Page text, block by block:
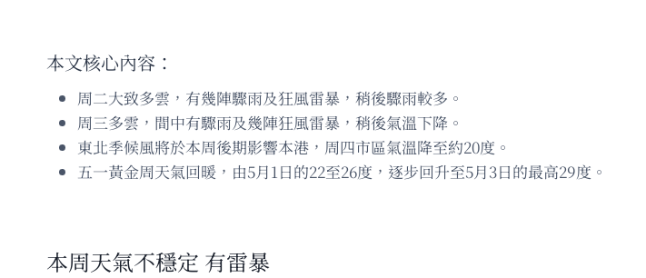
本文核心內容：
周二大致多雲，有幾陣驟雨及狂風雷暴，稍後驟雨較多。
周三多雲，間中有驟雨及幾陣狂風雷暴，稍後氣溫下降。
東北季候風將於本周後期影響本港，周四市區氣溫降至約20度。
五一黃金周天氣回暖，由5月1日的22至26度，逐步回升至5月3日的最高29度。
本周天氣不穩定 有雷暴